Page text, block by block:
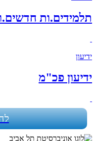
תלמידים.ות
ידיעון
ידיעון פכ"מ